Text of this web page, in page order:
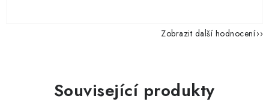
Zobrazit další hodnocení
Související produkty